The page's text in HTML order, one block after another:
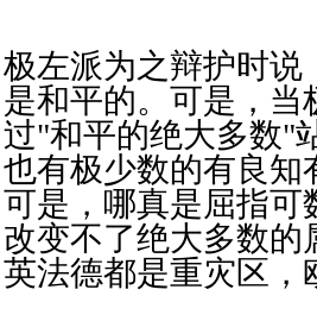
极左派为之辩护时说
是和平的。可是，
过"和平的绝大多数"
也有极少数的有良知
可是，哪真是屈指可
改变不了绝大多数的
英法德都是重灾区，